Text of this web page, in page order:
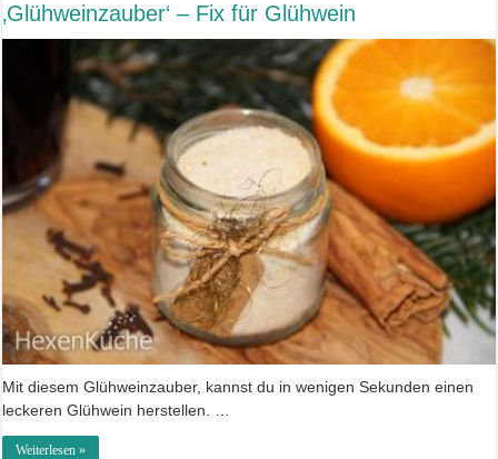
‚Glühweinzauber‘ – Fix für Glühwein
Mit diesem Glühweinzauber, kannst du in wenigen Sekunden einen
leckeren Glühwein herstellen. …
Weiterlesen »